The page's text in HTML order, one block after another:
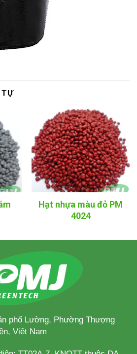
TỰ
Hạt nhựa màu đỏ PM
4024
phố Lường, Phường Thượng
Việt Nam